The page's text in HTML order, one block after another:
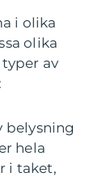
i olika
olika
av
belysning
hela
i taket,